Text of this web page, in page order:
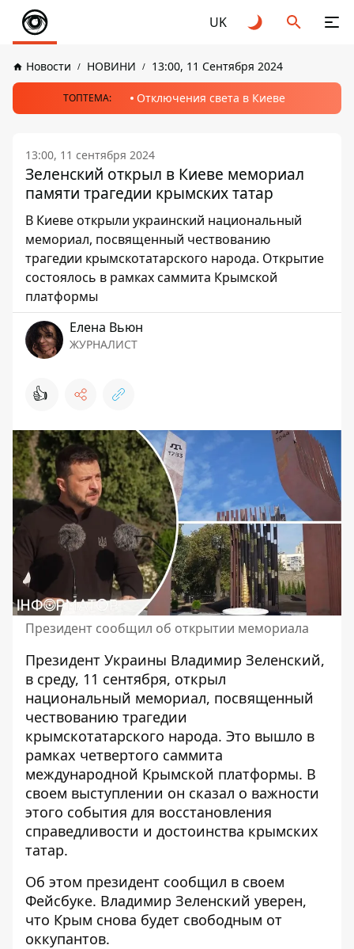
UK
Новости НОВИНИ 13:00, 11 Сентября 2024
ТОПТЕМА: Отключения света в Киеве
13:00, 11 сентября 2024
Зеленский открыл в Киеве мемориал
памяти трагедии крымских татар
В Киеве открыли украинский национальный
мемориал, посвященный чествованию
трагедии крымскотатарского народа. Открытие
состоялось в рамках саммита Крымской
платформы
Елена Вьюн
ЖУРНАЛИСТ
👍
Президент сообщил об открытии мемориала
Президент Украины Владимир Зеленский,
в среду, 11 сентября, открыл
национальный мемориал, посвященный
чествованию трагедии
крымскотатарского народа. Это вышло в
рамках четвертого саммита
международной Крымской платформы. В
своем выступлении он сказал о важности
этого события для восстановления
справедливости и достоинства крымских
татар.
Об этом президент сообщил в своем
Фейсбуке. Владимир Зеленский уверен,
что Крым снова будет свободным от
оккупантов.